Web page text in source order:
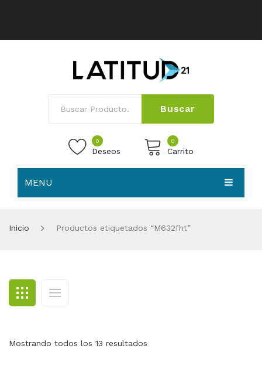
Buscar
0
Deseos
0
Carrito
MENU
BLOG
CONTACTO
Inicio Productos etiquetados “M632fht”
Mostrando todos los 13 resultados